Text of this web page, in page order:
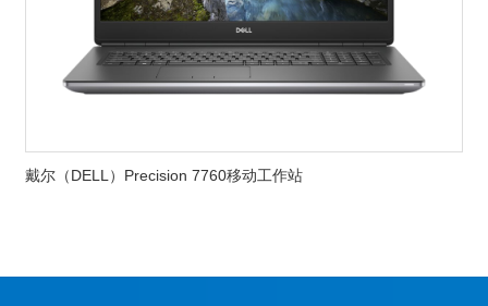
戴尔（DELL）Precision 7760移动工作站